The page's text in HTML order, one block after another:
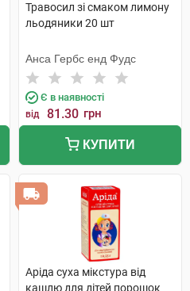
Травосил зі смаком лимону
льодяники 20 шт
Анса Гербc енд Фудс
Є в наявності
від 81.30 грн
КУПИТИ
Аріда суха мікстура від
кашлю для дітей порошок